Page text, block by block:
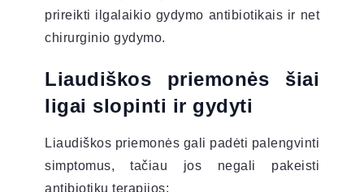
prireikti ilgalaikio gydymo antibiotikais ir net
chirurginio gydymo.
Liaudiškos priemonės šiai
ligai slopinti ir gydyti
Liaudiškos priemonės gali padėti palengvinti
simptomus, tačiau jos negali pakeisti
antibiotikų terapijos: